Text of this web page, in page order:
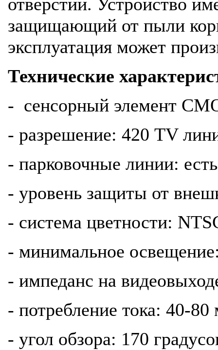
защищающий от пыли
эксплуатация может
Технические
- сенсорный элемент
- разрешение: 420 TV
- парковочные линии: есть
- уровень защиты от
- система цветности:
- минимальное
- импеданс на
- потребление тока: 40-
- угол обзора: 170